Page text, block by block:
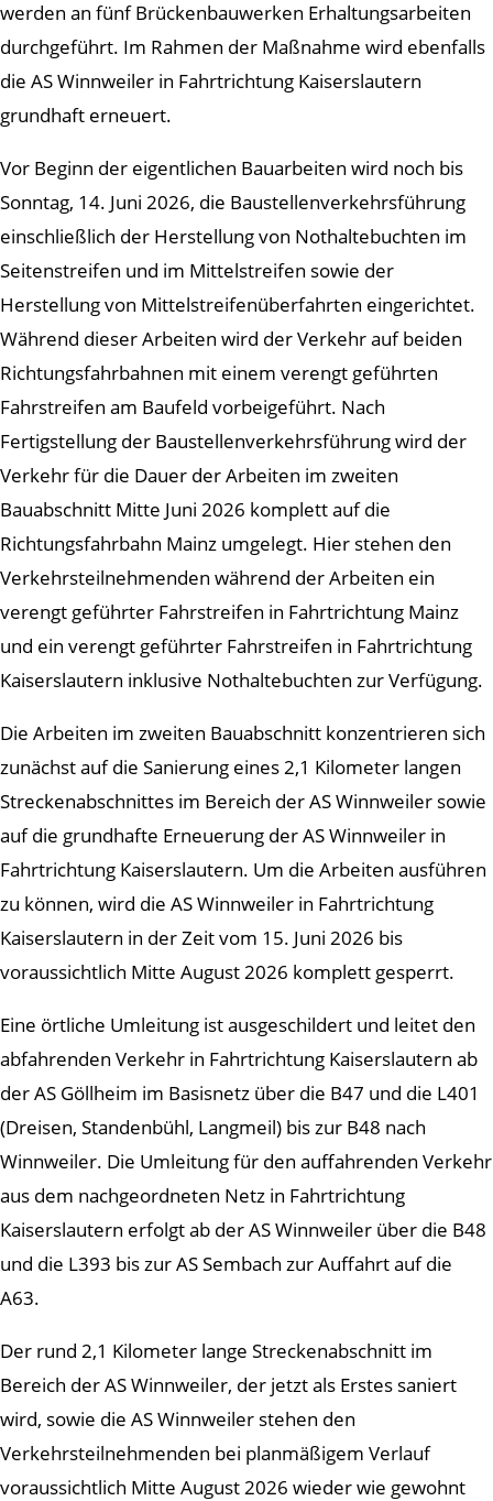
werden an fünf Brückenbauwerken Erhaltungsarbeiten
durchgeführt. Im Rahmen der Maßnahme wird ebenfalls
die AS Winnweiler in Fahrtrichtung Kaiserslautern
grundhaft erneuert.
Vor Beginn der eigentlichen Bauarbeiten wird noch bis
Sonntag, 14. Juni 2026, die Baustellenverkehrsführung
einschließlich der Herstellung von Nothaltebuchten im
Seitenstreifen und im Mittelstreifen sowie der
Herstellung von Mittelstreifenüberfahrten eingerichtet.
Während dieser Arbeiten wird der Verkehr auf beiden
Richtungsfahrbahnen mit einem verengt geführten
Fahrstreifen am Baufeld vorbeigeführt. Nach
Fertigstellung der Baustellenverkehrsführung wird der
Verkehr für die Dauer der Arbeiten im zweiten
Bauabschnitt Mitte Juni 2026 komplett auf die
Richtungsfahrbahn Mainz umgelegt. Hier stehen den
Verkehrsteilnehmenden während der Arbeiten ein
verengt geführter Fahrstreifen in Fahrtrichtung Mainz
und ein verengt geführter Fahrstreifen in Fahrtrichtung
Kaiserslautern inklusive Nothaltebuchten zur Verfügung.
Die Arbeiten im zweiten Bauabschnitt konzentrieren sich
zunächst auf die Sanierung eines 2,1 Kilometer langen
Streckenabschnittes im Bereich der AS Winnweiler sowie
auf die grundhafte Erneuerung der AS Winnweiler in
Fahrtrichtung Kaiserslautern. Um die Arbeiten ausführen
zu können, wird die AS Winnweiler in Fahrtrichtung
Kaiserslautern in der Zeit vom 15. Juni 2026 bis
voraussichtlich Mitte August 2026 komplett gesperrt.
Eine örtliche Umleitung ist ausgeschildert und leitet den
abfahrenden Verkehr in Fahrtrichtung Kaiserslautern ab
der AS Göllheim im Basisnetz über die B47 und die L401
(Dreisen, Standenbühl, Langmeil) bis zur B48 nach
Winnweiler. Die Umleitung für den auffahrenden Verkehr
aus dem nachgeordneten Netz in Fahrtrichtung
Kaiserslautern erfolgt ab der AS Winnweiler über die B48
und die L393 bis zur AS Sembach zur Auffahrt auf die
A63.
Der rund 2,1 Kilometer lange Streckenabschnitt im
Bereich der AS Winnweiler, der jetzt als Erstes saniert
wird, sowie die AS Winnweiler stehen den
Verkehrsteilnehmenden bei planmäßigem Verlauf
voraussichtlich Mitte August 2026 wieder wie gewohnt